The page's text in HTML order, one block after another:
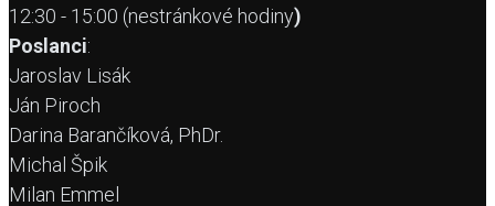
12:30 - 15:00 (nestránkové hodiny)
Poslanci:
Jaroslav Lisák
Ján Piroch
Darina Barančíková, PhDr.
Michal Špik
Milan Emmel